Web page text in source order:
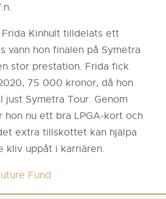
Kinhult tilldelats ett
vann hon finalen på Symetra
stor prestation. Frida fick
75 000 kronor, då hon
Symetra Tour. Genom
hon nu ett bra LPGA-kort och
extra tillskottet kan hjälpa
uppåt i karriären.
Fund